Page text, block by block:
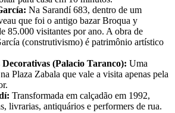
Na Sarandí 683, dentro de um
que foi o antigo bazar Broqua y
85.000 visitantes por ano. A obra de
(construtivismo) é patrimônio artístico
(Palacio Taranco): Uma
Plaza Zabala que vale a visita apenas pela
Transformada em calçadão em 1992,
livrarias, antiquários e performers de rua.